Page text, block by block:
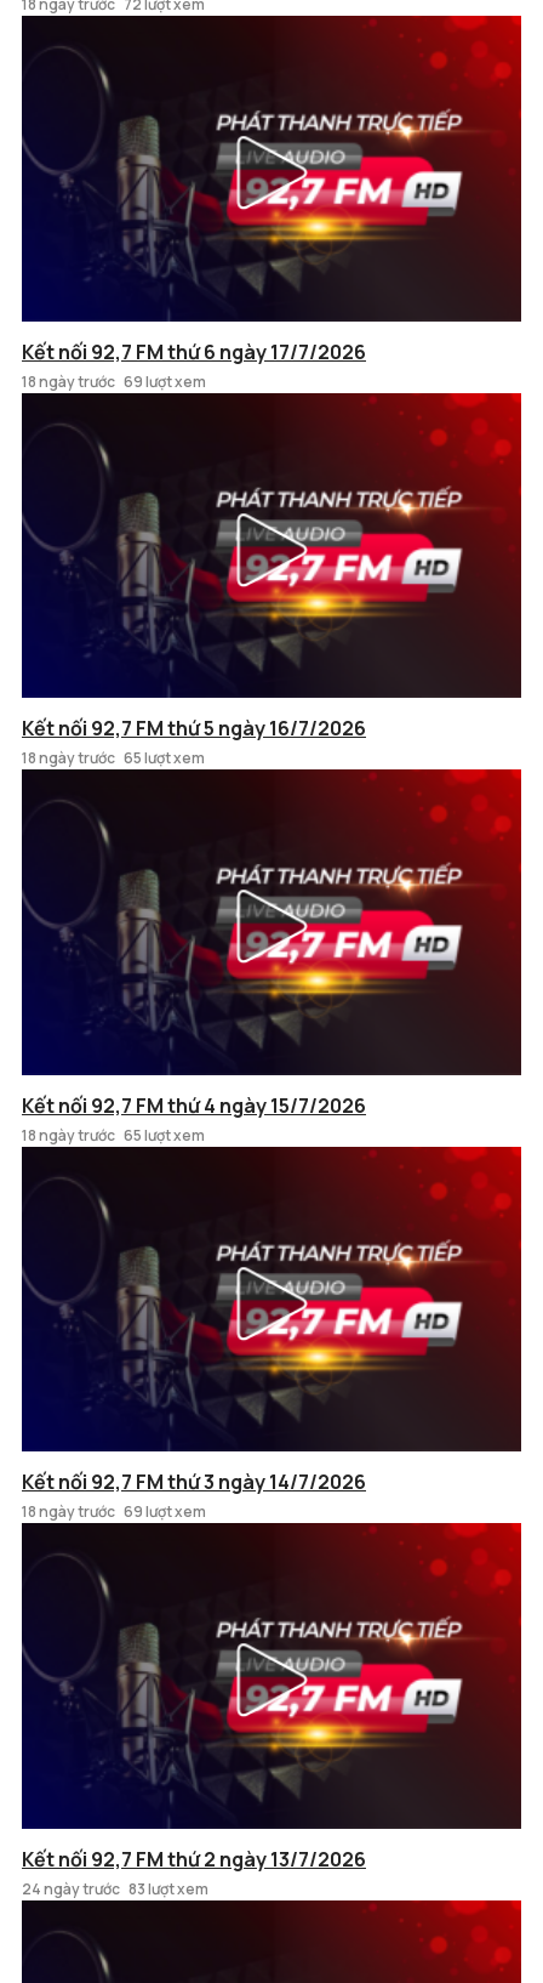
18 ngày trước 72 lượt xem
Kết nối 92,7 FM thứ 6 ngày 17/7/2026
18 ngày trước 69 lượt xem
Kết nối 92,7 FM thứ 5 ngày 16/7/2026
18 ngày trước 65 lượt xem
Kết nối 92,7 FM thứ 4 ngày 15/7/2026
18 ngày trước 65 lượt xem
Kết nối 92,7 FM thứ 3 ngày 14/7/2026
18 ngày trước 69 lượt xem
Kết nối 92,7 FM thứ 2 ngày 13/7/2026
24 ngày trước 83 lượt xem